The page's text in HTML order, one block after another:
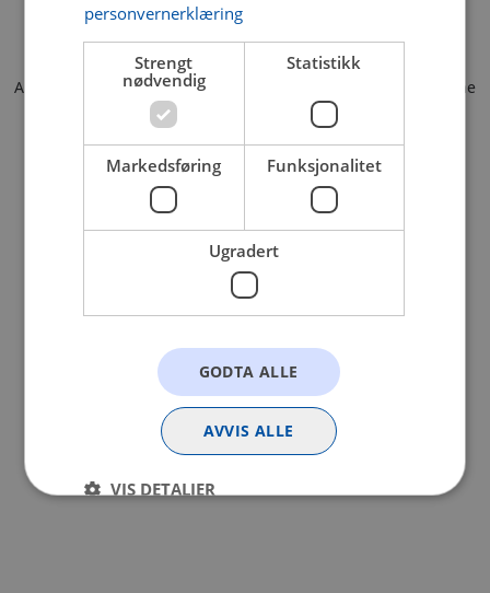
Application error: a client-side exception has occurred (see the
browser console for more information).
personvernerklæring
Strengt
nødvendig
Statistikk
Markedsføring Funksjonalitet
Ugradert
GODTA ALLE
AVVIS ALLE
VIS DETALJER